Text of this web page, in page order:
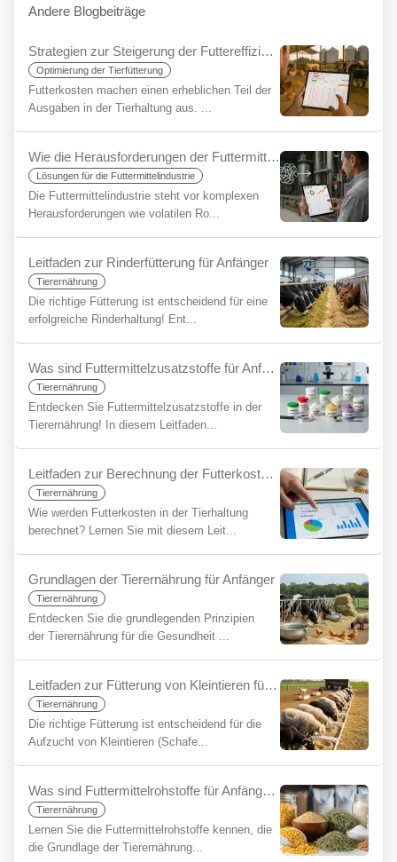
Andere Blogbeiträge
Strategien zur Steigerung der Futtereffizienz in der Tierhaltung: Maximaler Nutzen mit YemYap
Optimierung der Tierfütterung
Futterkosten machen einen erheblichen Teil der
Ausgaben in der Tierhaltung aus. ...
Wie die Herausforderungen der Futtermittelindustrie mit YemYap vereinfacht werden können
Lösungen für die Futtermittelindustrie
Die Futtermittelindustrie steht vor komplexen
Herausforderungen wie volatilen Ro...
Leitfaden zur Rinderfütterung für Anfänger
Tierernährung
Die richtige Fütterung ist entscheidend für eine
erfolgreiche Rinderhaltung! Ent...
Was sind Futtermittelzusatzstoffe für Anfänger?
Tierernährung
Entdecken Sie Futtermittelzusatzstoffe in der
Tierernährung! In diesem Leitfaden...
Leitfaden zur Berechnung der Futterkosten für Anfänger
Tierernährung
Wie werden Futterkosten in der Tierhaltung
berechnet? Lernen Sie mit diesem Leit...
Grundlagen der Tierernährung für Anfänger
Tierernährung
Entdecken Sie die grundlegenden Prinzipien
der Tierernährung für die Gesundheit ...
Leitfaden zur Fütterung von Kleintieren für Anfänger
Tierernährung
Die richtige Fütterung ist entscheidend für die
Aufzucht von Kleintieren (Schafe...
Was sind Futtermittelrohstoffe für Anfänger?
Tierernährung
Lernen Sie die Futtermittelrohstoffe kennen, die
die Grundlage der Tierernährung...